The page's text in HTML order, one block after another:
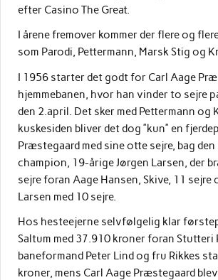
efter Casino The Great.
I årene fremover kommer der flere og
som Parodi, Pettermann, Marsk Stig og
I 1956 starter det godt for Carl Aage
hjemmebanen, hvor han vinder to sejre
den 2.april. Det sker med Pettermann og
kuskesiden bliver det dog ”kun” en
Præstegaard med sine otte sejre, bag
champion, 19-årige Jørgen Larsen, der
sejre foran Aage Hansen, Skive, 11 sejre
Larsen med 10 sejre.
Hos hesteejerne selvfølgelig klar
Saltum med 37.910 kroner foran Stutteri
baneformand Peter Lind og fru Rikkes
kroner, mens Carl Aage Præstegaard